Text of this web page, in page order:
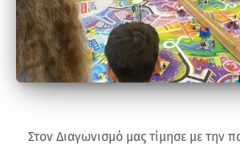
Στον Διαγωνισμό μας τίμησε με την